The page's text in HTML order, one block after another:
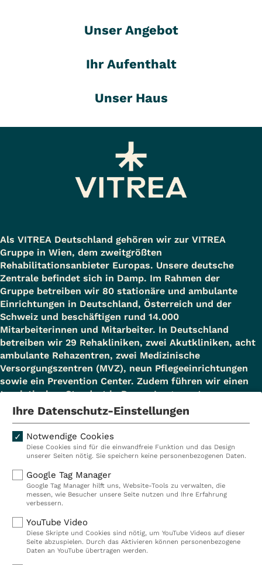
Unser Angebot
Ihr Aufenthalt
Unser Haus
Als VITREA Deutschland gehören wir zur VITREA
Gruppe in Wien, dem zweitgrößten
Rehabilitationsanbieter Europas. Unsere deutsche
Zentrale befindet sich in Damp. Im Rahmen der
Gruppe betreiben wir 80 stationäre und ambulante
Einrichtungen in Deutschland, Österreich und der
Schweiz und beschäftigen rund 14.000
Mitarbeiterinnen und Mitarbeiter. In Deutschland
betreiben wir 29 Rehakliniken, zwei Akutkliniken, acht
ambulante Rehazentren, zwei Medizinische
Versorgungszentren (MVZ), neun Pflegeeinrichtungen
sowie ein Prevention Center. Zudem führen wir einen
touristischen Standort in Damp. Insgesamt
beschäftigen wir bei VITREA Deutschland über 9.000
Kliniken
Pflege
Prävention
VITREA Deutschland
Ihre Datenschutz-Einstellungen
Notwendige Cookies
Diese Cookies sind für die einwandfreie Funktion und das Design
unserer Seiten nötig. Sie speichern keine personenbezogenen Daten.
Google Tag Manager
Google Tag Manager hilft uns, Website-Tools zu verwalten, die
messen, wie Besucher unsere Seite nutzen und Ihre Erfahrung
verbessern.
YouTube Video
Diese Skripte und Cookies sind nötig, um YouTube Videos auf dieser
Seite abzuspielen. Durch das Aktivieren können personenbezogene
Daten an YouTube übertragen werden.